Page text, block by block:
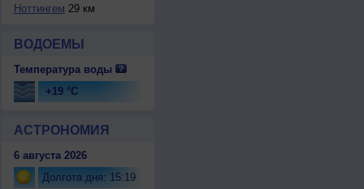
Ноттингем 29 км
ВОДОЕМЫ
Температура воды
+19 °C
АСТРОНОМИЯ
6 августа 2026
Долгота дня: 15:19